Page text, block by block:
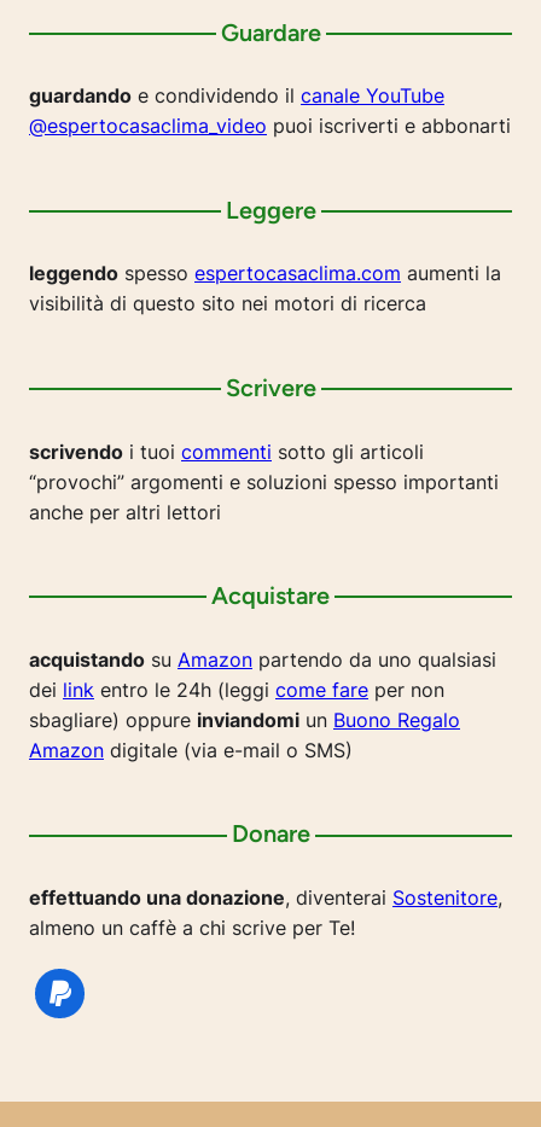
Guardare
guardando e condividendo il canale YouTube
@espertocasaclima_video puoi iscriverti e abbonarti
Leggere
leggendo spesso espertocasaclima.com aumenti la
visibilità di questo sito nei motori di ricerca
Scrivere
scrivendo i tuoi commenti sotto gli articoli
“provochi” argomenti e soluzioni spesso importanti
anche per altri lettori
Acquistare
acquistando su Amazon partendo da uno qualsiasi
dei link entro le 24h (leggi come fare per non
sbagliare) oppure inviandomi un Buono Regalo
Amazon digitale (via e-mail o SMS)
Donare
effettuando una donazione, diventerai Sostenitore,
almeno un caffè a chi scrive per Te!